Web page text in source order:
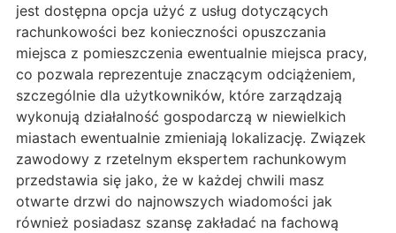
jest dostępna opcja użyć z usług dotyczących
rachunkowości bez konieczności opuszczania
miejsca z pomieszczenia ewentualnie miejsca pracy,
co pozwala reprezentuje znaczącym odciążeniem,
szczególnie dla użytkowników, które zarządzają
wykonują działalność gospodarczą w niewielkich
miastach ewentualnie zmieniają lokalizację. Związek
zawodowy z rzetelnym ekspertem rachunkowym
przedstawia się jako, że w każdej chwili masz
otwarte drzwi do najnowszych wiadomości jak
również posiadasz szansę zakładać na fachową